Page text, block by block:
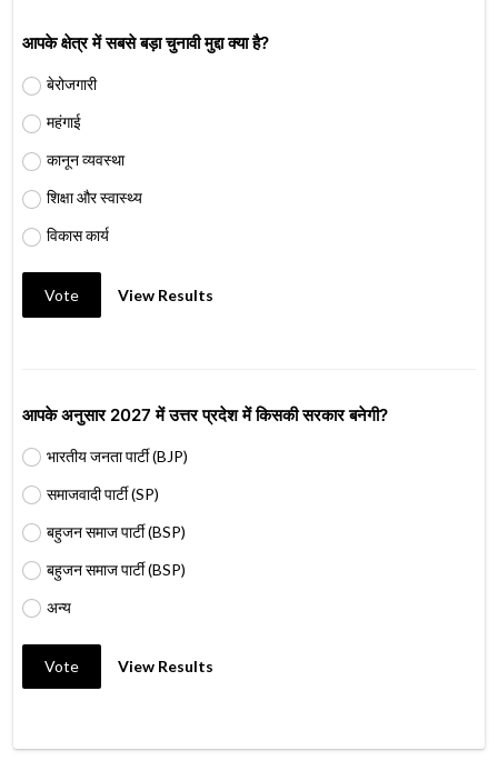
आपके क्षेत्र में सबसे बड़ा चुनावी मुद्दा क्या है?
बेरोजगारी
महंगाई
कानून व्यवस्था
शिक्षा और स्वास्थ्य
विकास कार्य
Vote View Results
आपके अनुसार 2027 में उत्तर प्रदेश में किसकी सरकार बनेगी?
भारतीय जनता पार्टी (BJP)
समाजवादी पार्टी (SP)
बहुजन समाज पार्टी (BSP)
बहुजन समाज पार्टी (BSP)
अन्य
Vote View Results